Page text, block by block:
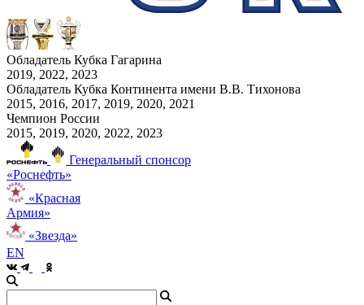
Обладатель Кубка Гагарина
2019, 2022, 2023
Обладатель Кубка Континента имени В.В. Тихонова
2015, 2016, 2017, 2019, 2020, 2021
Чемпион России
2015, 2019, 2020, 2022, 2023
Генеральный спонсор
«Роснефть»
«Красная
Армия»
«Звезда»
EN